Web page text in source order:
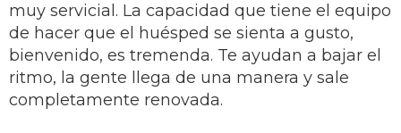
muy servicial. La capacidad que tiene el equipo
de hacer que el huésped se sienta a gusto,
bienvenido, es tremenda. Te ayudan a bajar el
ritmo, la gente llega de una manera y sale
completamente renovada.